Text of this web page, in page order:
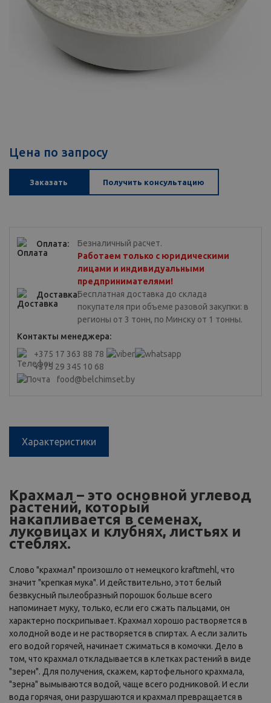
Цена по запросу
Заказать Получить консультацию
Оплата:
Безналичный расчет.
Работаем только с юридическими
лицами и индивидуальными
предпринимателями!
Доставка:Бесплатная доставка до склада
покупателя при объеме разовой закупки: в
регионы от 3 тонн, по Минску от 1 тонны.
Контакты менеджера:
+375 17 363 88 78
+375 29 345 10 68
food@belchimset.by
Характеристики
Крахмал – это основной углевод
растений, который
накапливается в семенах,
луковицах и клубнях, листьях и
стеблях.
Слово "крахмал" произошло от немецкого kraftmehl, что
значит "крепкая мука". И действительно, этот белый
безвкусный пылеобразный порошок больше всего
напоминает муку, только, если его сжать пальцами, он
характерно поскрипывает. Крахмал хорошо растворяется в
холодной воде и не растворяется в спиртах. А если залить
его водой горячей, начинает сжиматься в комочки. Дело в
том, что крахмал откладывается в клетках растений в виде
"зерен". Для получения, скажем, картофельного крахмала,
"зерна" вымываются водой, чаще всего родниковой. И если
вода горячая, они разрушаются и крахмал превращается в